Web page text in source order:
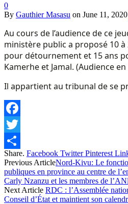
0
By Gauthier Masasu on June 11, 2020
Au cours de l’audience de ce
ministère public a proposé 10
pour détournement et 15 ans
Kamerhe et Jamal. (Audience
Il appartient au tribunal de se
Facebook
Twitter
Share
Share. Facebook Twitter Pinterest
Previous ArticleNord-Kivu: Le
publiques en province au centre de
Carly Nzanzu et les membres de
Next Article RDC : l’Assemblée
Conseil d’État et maintient son